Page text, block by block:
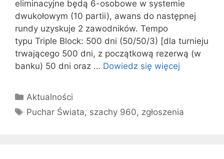
eliminacyjne będą 6-osobowe w systemie
dwukołowym (10 partii), awans do następnej
rundy uzyskuje 2 zawodników. Tempo
typu Triple Block: 500 dni (50/50/3) [dla turnieju
trwającego 500 dni, z początkową rezerwą (w
banku) 50 dni oraz … Dowiedz się więcej
Kategorie
Aktualności
Tagi
Puchar Świata, szachy 960, zgłoszenia